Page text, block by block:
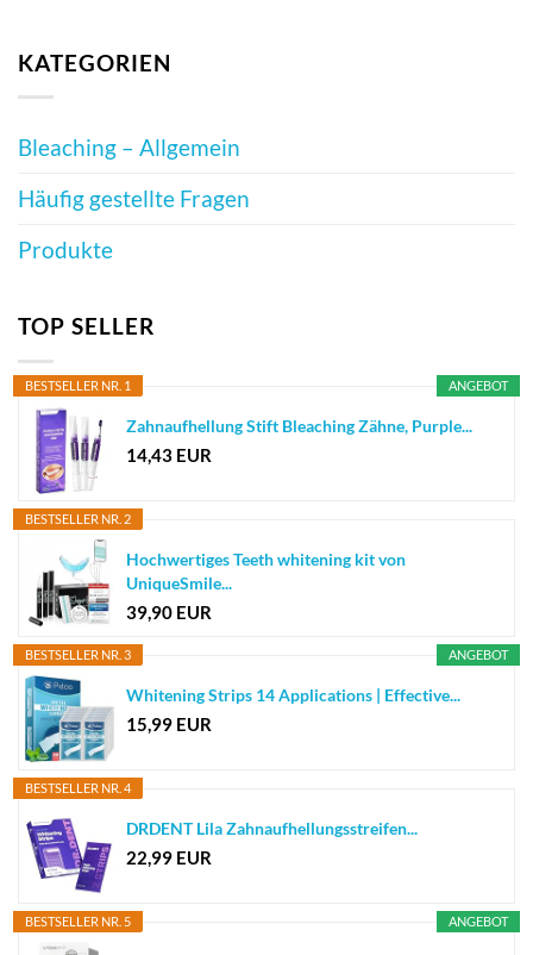
KATEGORIEN
Bleaching – Allgemein
Häufig gestellte Fragen
Produkte
TOP SELLER
ANGEBOT
BESTSELLER NR. 1
Zahnaufhellung Stift Bleaching Zähne, Purple...
14,43 EUR
BESTSELLER NR. 2
Hochwertiges Teeth whitening kit von
UniqueSmile...
39,90 EUR
ANGEBOT
BESTSELLER NR. 3
Whitening Strips 14 Applications | Effective...
15,99 EUR
BESTSELLER NR. 4
DRDENT Lila Zahnaufhellungsstreifen...
22,99 EUR
ANGEBOT
BESTSELLER NR. 5